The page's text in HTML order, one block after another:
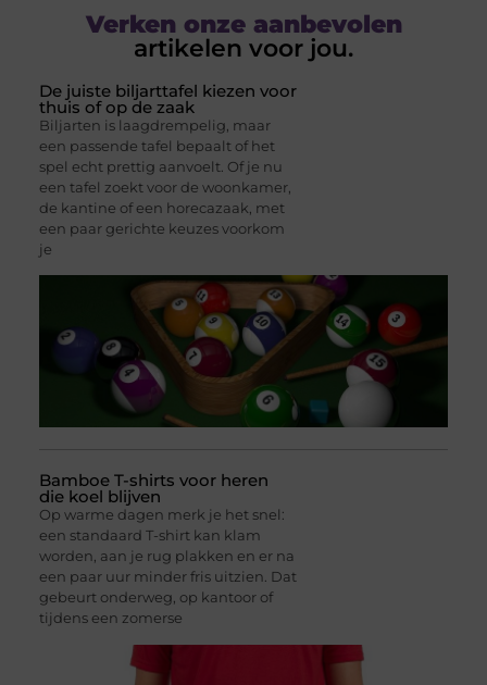
Verken onze aanbevolen
artikelen voor jou.
De juiste biljarttafel kiezen voor
thuis of op de zaak
Biljarten is laagdrempelig, maar
een passende tafel bepaalt of het
spel echt prettig aanvoelt. Of je nu
een tafel zoekt voor de woonkamer,
de kantine of een horecazaak, met
een paar gerichte keuzes voorkom
je
Bamboe T-shirts voor heren
die koel blijven
Op warme dagen merk je het snel:
een standaard T-shirt kan klam
worden, aan je rug plakken en er na
een paar uur minder fris uitzien. Dat
gebeurt onderweg, op kantoor of
tijdens een zomerse